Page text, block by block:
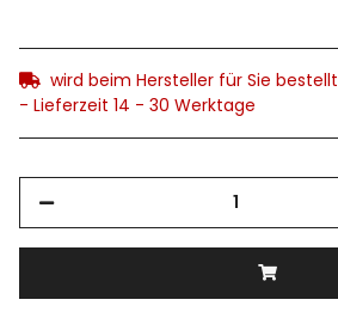
wird beim Hersteller für Sie bestellt
- Lieferzeit 14 - 30 Werktage